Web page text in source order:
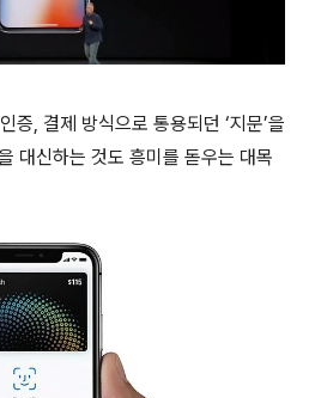
증, 결제 방식으로 통용되던 ‘지문’을
대신하는 것도 흥미를 돋우는 대목